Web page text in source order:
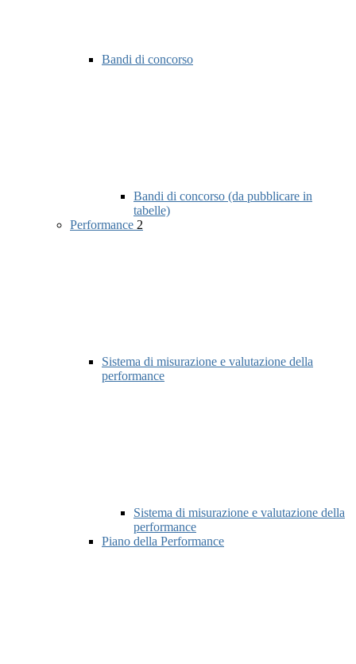
Bandi di concorso
Bandi di concorso (da pubblicare in
tabelle)
Performance 2
Sistema di misurazione e valutazione della
performance
Sistema di misurazione e valutazione della
performance
Piano della Performance